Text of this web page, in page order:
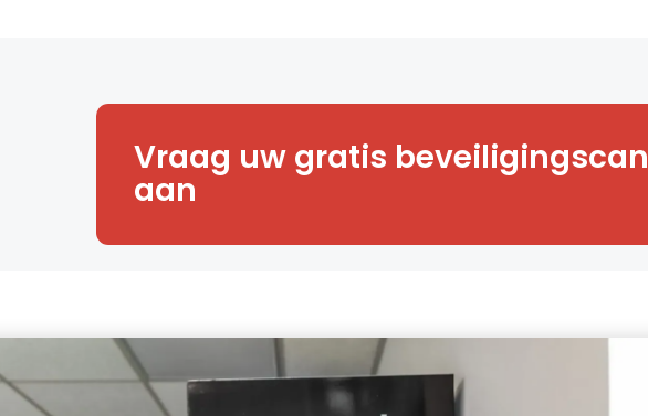
of magazijn? Vraag een vrijblijvende
veiligheidsanalyse aan.
Vraag uw gratis beveiligingscan
aan